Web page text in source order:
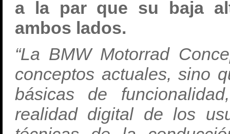
a la par que su baja
ambos lados.
“La BMW Motorrad
conceptos actuales, sino
básicas de
realidad digital de los